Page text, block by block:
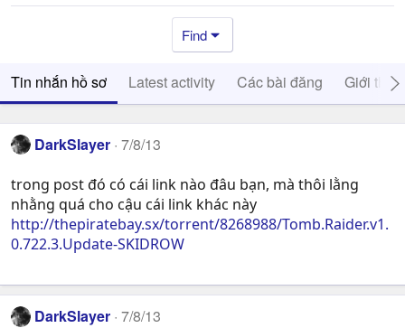
Find
Tin nhắn hồ sơ Latest activity Các bài đăng Giới thiệu
DarkSlayer 7/8/13
trong post đó có cái link nào đâu bạn, mà thôi lằng
nhằng quá cho cậu cái link khác này
http://thepiratebay.sx/torrent/8268988/Tomb.Raider.v1.
0.722.3.Update-SKIDROW
DarkSlayer 7/8/13